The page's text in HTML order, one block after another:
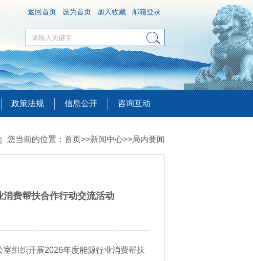
返回首页 设为首页 加入收藏 邮箱登录
政策法规 信息公开 咨询互动
您当前的位置： 首页>>新闻中心>>局内要闻
费帮扶合作行动交流活动
04
组织开展2026年度能源行业消费帮扶